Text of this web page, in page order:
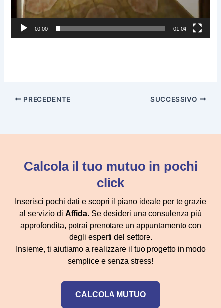
00:00 01:04
PRECEDENTE SUCCESSIVO
Inserisci pochi dati e scopri il piano ideale per te grazie
al servizio di Affida. Se desideri una consulenza più
approfondita, potrai prenotare un appuntamento con
degli esperti del settore.
Insieme, ti aiutiamo a realizzare il tuo progetto in modo
semplice e senza stress!
CALCOLA MUTUO
Calcola il tuo mutuo in pochi
click